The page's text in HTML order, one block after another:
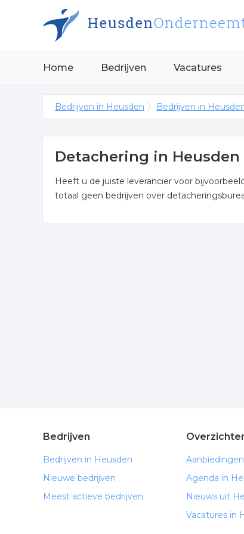
Home Bedrijven Vacatures
Bedrijven in Heusden Bedrijven in
Detachering in Heusden
Heeft u de juiste leverancier voor
totaal geen bedrijven over
Bedrijven
Bedrijven in Heusden
Nieuwe bedrijven
Meest actieve bedrijven
Agenda in
Nieuws uit
Vacatures in